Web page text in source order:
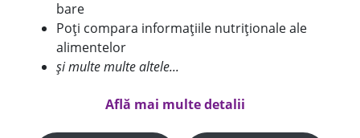
bare
Poți compara informațiile nutriționale ale
alimentelor
și multe multe altele...
Află mai multe detalii